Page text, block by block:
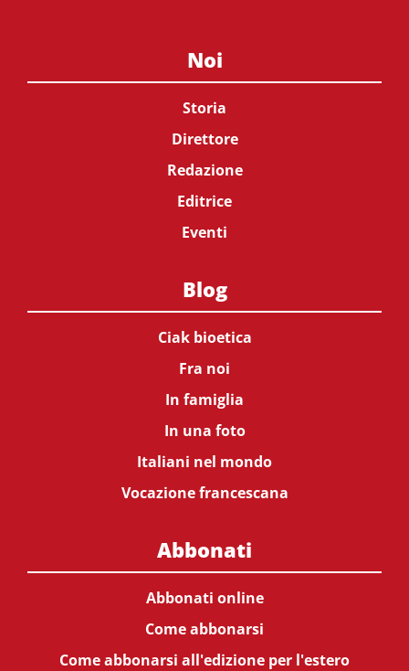
Noi
Storia
Direttore
Redazione
Editrice
Eventi
Blog
Ciak bioetica
Fra noi
In famiglia
In una foto
Italiani nel mondo
Vocazione francescana
Abbonati
Abbonati online
Come abbonarsi
Come abbonarsi all'edizione per l'estero